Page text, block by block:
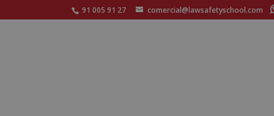
91 005 91 27 comercial@lawsafetyschool.com